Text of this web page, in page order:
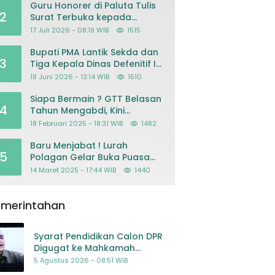
2
Guru Honorer di Paluta Tulis
Surat Terbuka kepada
Presiden Prabowo, Mohon
Kriminalisasi
17 Juli 2026 - 08:19 WIB 1515
3
Bupati PMA Lantik Sekda dan
Tiga Kepala Dinas Defenitif Ini
orangnya
18 Juni 2026 - 13:14 WIB 1510
Siapa Bermain ? GTT Belasan
Tahun Mengabdi, Kini
Dikeluarkan Sepihak Dari
18 Februari 2025 - 18:31 WIB 1482
Baru Menjabat ! Lurah
Polagan Gelar Buka Puasa
Bersama
14 Maret 2025 - 17:44 WIB 1440
Syarat Pendidikan Calon DPR
Digugat ke Mahkamah
Konstitusi
5 Agustus 2026 - 08:51 WIB